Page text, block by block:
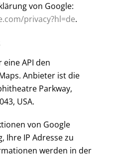
von Google:
privacy?hl=de.
API den
Anbieter ist die
Parkway,
USA.
von Google
Ihre IP Adresse zu
werden in der